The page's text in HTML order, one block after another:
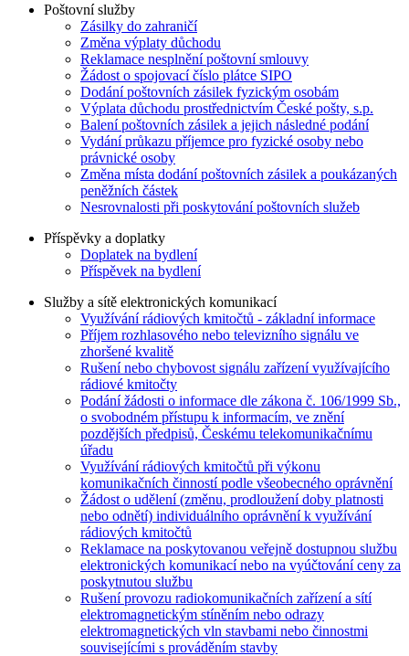
Poštovní služby
Zásilky do zahraničí
Změna výplaty důchodu
Reklamace nesplnění poštovní smlouvy
Žádost o spojovací číslo plátce SIPO
Dodání poštovních zásilek fyzickým osobám
Výplata důchodu prostřednictvím České pošty, s.p.
Balení poštovních zásilek a jejich následné podání
Vydání průkazu příjemce pro fyzické osoby nebo
právnické osoby
Změna místa dodání poštovních zásilek a poukázaných
peněžních částek
Nesrovnalosti při poskytování poštovních služeb
Příspěvky a doplatky
Doplatek na bydlení
Příspěvek na bydlení
Služby a sítě elektronických komunikací
Využívání rádiových kmitočtů - základní informace
Příjem rozhlasového nebo televizního signálu ve
zhoršené kvalitě
Rušení nebo chybovost signálu zařízení využívajícího
rádiové kmitočty
Podání žádosti o informace dle zákona č. 106/1999 Sb.,
o svobodném přístupu k informacím, ve znění
pozdějších předpisů, Českému telekomunikačnímu
úřadu
Využívání rádiových kmitočtů při výkonu
komunikačních činností podle všeobecného oprávnění
Žádost o udělení (změnu, prodloužení doby platnosti
nebo odnětí) individuálního oprávnění k využívání
rádiových kmitočtů
Reklamace na poskytovanou veřejně dostupnou službu
elektronických komunikací nebo na vyúčtování ceny za
poskytnutou službu
Rušení provozu radiokomunikačních zařízení a sítí
elektromagnetickým stíněním nebo odrazy
elektromagnetických vln stavbami nebo činnostmi
souvisejícími s prováděním stavby